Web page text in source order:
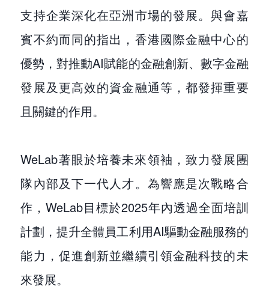
支持企業深化在亞洲市場的發展。與會嘉
賓不約而同的指出，香港國際金融中心的
優勢，對推動AI賦能的金融創新、數字金融
發展及更高效的資金融通等，都發揮重要
且關鍵的作用。
WeLab著眼於培養未來領袖，致力發展團
隊內部及下一代人才。為響應是次戰略合
作，WeLab目標於2025年內透過全面培訓
計劃，提升全體員工利用AI驅動金融服務的
能力，促進創新並繼續引領金融科技的未
來發展。